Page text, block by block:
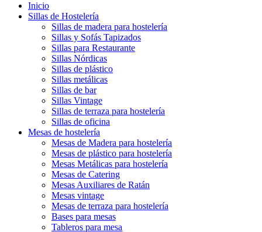
Inicio
Sillas de Hostelería
Sillas de madera para hostelería
Sillas y Sofás Tapizados
Sillas para Restaurante
Sillas Nórdicas
Sillas de plástico
Sillas metálicas
Sillas de bar
Sillas Vintage
Sillas de terraza para hostelería
Sillas de oficina
Mesas de hostelería
Mesas de Madera para hostelería
Mesas de plástico para hostelería
Mesas Metálicas para hostelería
Mesas de Catering
Mesas Auxiliares de Ratán
Mesas vintage
Mesas de terraza para hostelería
Bases para mesas
Tableros para mesa